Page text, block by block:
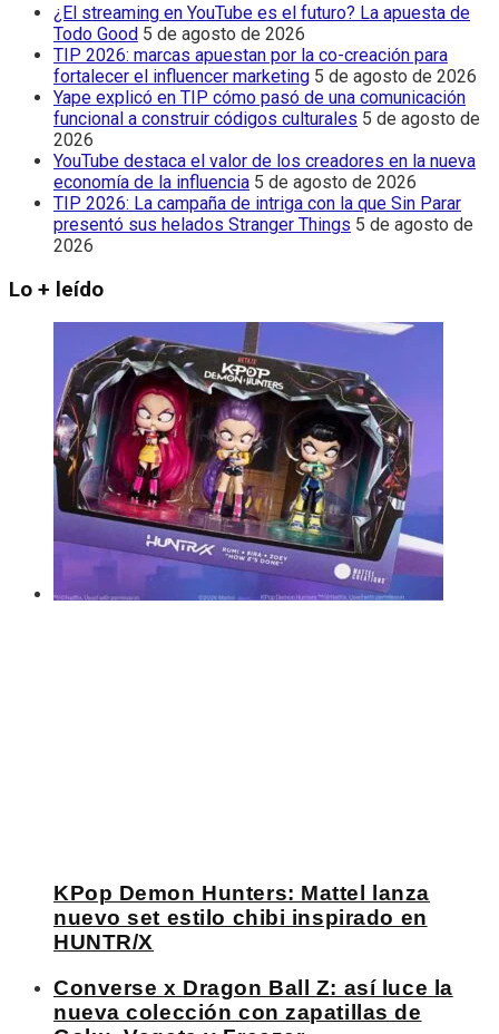
¿El streaming en YouTube es el futuro? La apuesta de
Todo Good 5 de agosto de 2026
TIP 2026: marcas apuestan por la co-creación para
fortalecer el influencer marketing 5 de agosto de 2026
Yape explicó en TIP cómo pasó de una comunicación
funcional a construir códigos culturales 5 de agosto de
2026
YouTube destaca el valor de los creadores en la nueva
economía de la influencia 5 de agosto de 2026
TIP 2026: La campaña de intriga con la que Sin Parar
presentó sus helados Stranger Things 5 de agosto de
2026
Lo + leído
KPop Demon Hunters: Mattel lanza
nuevo set estilo chibi inspirado en
HUNTR/X
Converse x Dragon Ball Z: así luce la
nueva colección con zapatillas de